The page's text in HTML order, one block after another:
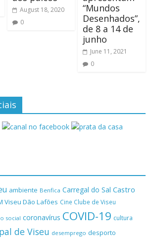
August 18, 2020
0
“Mundos
Desenhados”,
de 8 a 14 de
junho
June 11, 2021
0
ambiente Benfica Carregal do Sal Castro
Viseu Dão Lafões Cine Clube de Viseu
social coronavírus COVID-19 cultura
de Viseu desemprego desporto